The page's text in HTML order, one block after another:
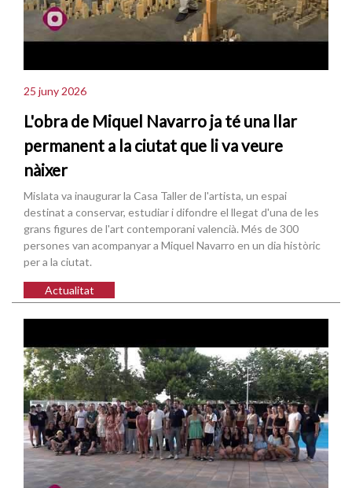
25 juny 2026
L'obra de Miquel Navarro ja té una llar
permanent a la ciutat que li va veure
nàixer
Mislata va inaugurar la Casa Taller de l'artista, un espai
destinat a conservar, estudiar i difondre el llegat d'una de les
grans figures de l'art contemporani valencià. Més de 300
persones van acompanyar a Miquel Navarro en un dia històric
per a la ciutat.
Actualitat